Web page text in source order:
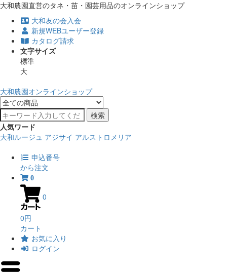
大和農園直営のタネ・苗・園芸用品のオンラインショップ
大和友の会入会
新規WEBユーザー登録
カタログ請求
文字サイズ
標準
大
大和農園オンラインショップ
検索
人気ワード
大和ルージュ アジサイ アルストロメリア
申込番号
から注文
0
0
0円
カート
お気に入り
ログイン